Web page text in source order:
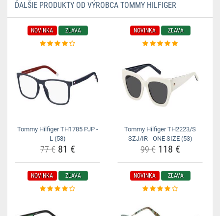
ĎALŠIE PRODUKTY OD VÝROBCA TOMMY HILFIGER
NOVINKA ZĽAVA
Tommy Hilfiger TH1785 PJP -
L (58)
77 €81 €
NOVINKA ZĽAVA
Tommy Hilfiger TH2223/S
SZJ/IR - ONE SIZE (53)
99 €118 €
NOVINKA ZĽAVA NOVINKA ZĽAVA